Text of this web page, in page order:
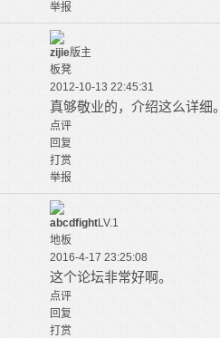
举报
zijie版主
板凳
2012-10-13 22:45:31
真够敬业的，介绍这么详细。
点评
回复
打赏
举报
abcdfightLV.1
地板
2016-4-17 23:25:08
这个论坛非常好啊。
点评
回复
打赏